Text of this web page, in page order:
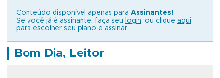
Conteúdo disponível apenas para Assinantes!
Se você já é assinante, faça seu
login, ou clique aqui
para escolher seu plano e assinar.
Bom Dia, Leitor